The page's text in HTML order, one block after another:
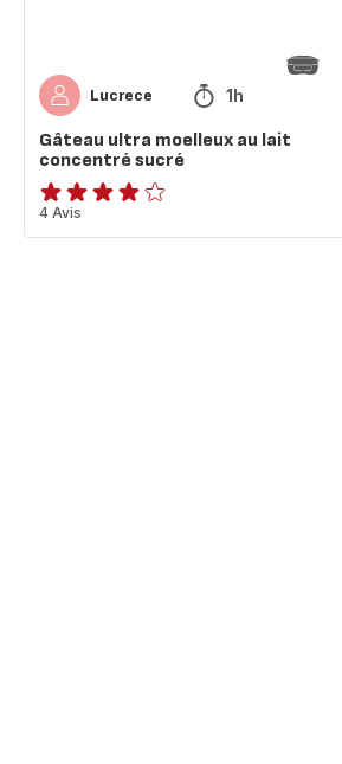
Lucrece 1h
Gâteau ultra moelleux au lait
concentré sucré
ratings.3.8
4 Avis